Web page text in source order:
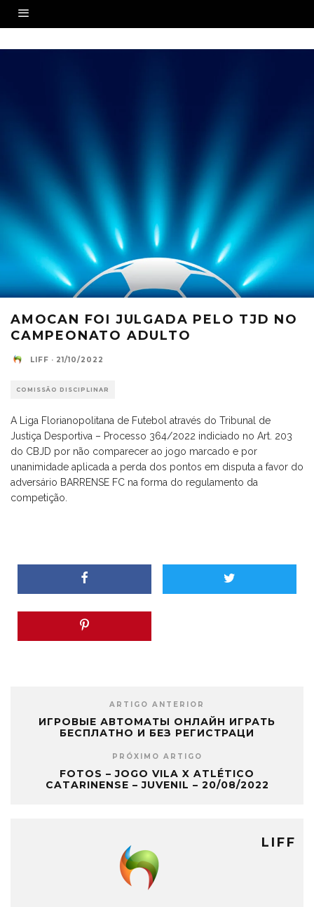
AMOCAN FOI JULGADA PELO TJD NO
CAMPEONATO ADULTO
LIFF · 21/10/2022
COMISSÃO DISCIPLINAR
A Liga Florianopolitana de Futebol através do Tribunal de
Justiça Desportiva – Processo 364/2022 indiciado no Art. 203
do CBJD por não comparecer ao jogo marcado e por
unanimidade aplicada a perda dos pontos em disputa a favor do
adversário BARRENSE FC na forma do regulamento da
competição.
ARTIGO ANTERIOR
ИГРОВЫЕ АВТОМАТЫ ОНЛАЙН ИГРАТЬ
БЕСПЛАТНО И БЕЗ РЕГИСТРАЦИ
PRÓXIMO ARTIGO
FOTOS – JOGO VILA X ATLÉTICO
CATARINENSE – JUVENIL – 20/08/2022
LIFF